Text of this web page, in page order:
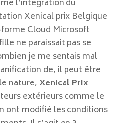
l’intégration du
Xenical prix Belgique
Cloud Microsoft
ne paraissait pas se
je me sentais mal
de, il peut être
nature, Xenical Prix
extérieurs comme le
ont modifié les conditions